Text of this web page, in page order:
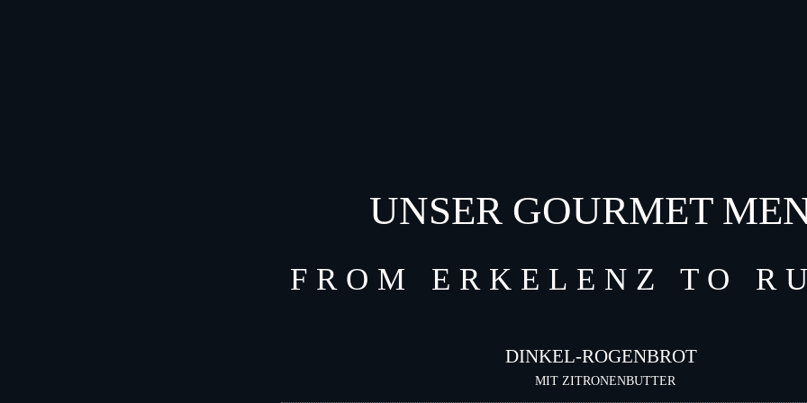
UNSER GOURMET
FROM ERKELENZ TO
DINKEL-ROGENBROT
MIT ZITRONENBUTTER